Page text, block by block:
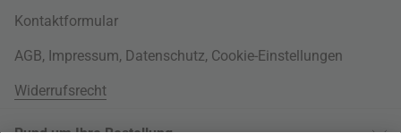
Kontaktformular
AGB, Impressum, Datenschutz, Cookie-Einstellungen
Widerrufsrecht